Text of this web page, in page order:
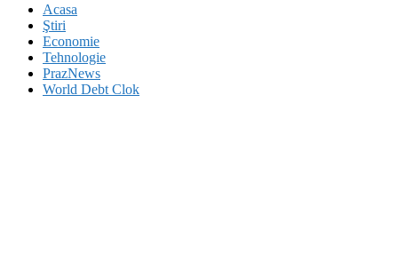
Acasa
Ştiri
Economie
Tehnologie
PrazNews
World Debt Clok